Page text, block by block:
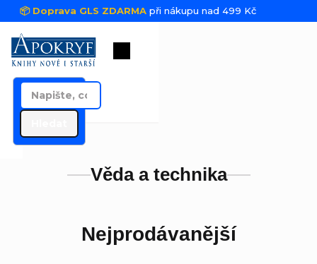
Přejít na obsah
📦 Doprava GLS ZDARMA při nákupu nad 499 Kč
Nákupní košík
Věda a technika
Nejprodávanější